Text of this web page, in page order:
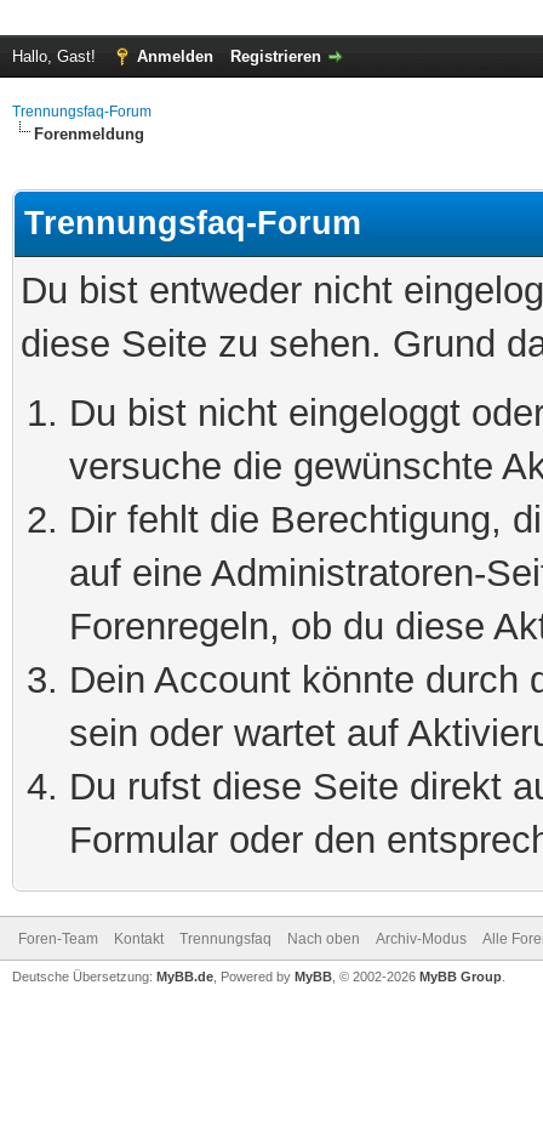
Hallo, Gast! Anmelden Registrieren
Trennungsfaq-Forum
Forenmeldung
Trennungsfaq-Forum
Du bist entweder nicht
diese Seite zu sehen. Grund
Du bist nicht eingeloggt
versuche die gewünschte
Dir fehlt die Berechtigung,
auf eine Administratoren-
Forenregeln, ob du diese
Dein Account könnte durch
sein oder wartet auf
Du rufst diese Seite direkt
Formular oder den
Foren-Team Kontakt Trennungsfaq Nach oben Archiv-Modus Alle
Deutsche Übersetzung: MyBB.de , Powered by MyBB , © 2002-2026 MyBB Group